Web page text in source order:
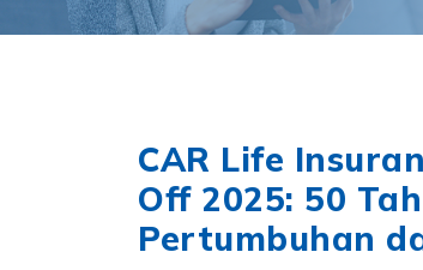
CAR Life
Off 2025: 50
Pertumbuhan